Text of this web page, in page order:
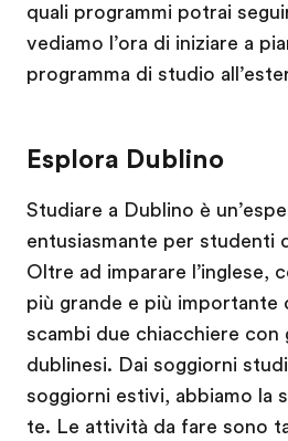
quali programmi potrai
vediamo l’ora di iniziare a
programma di studio
Esplora Dublino
Studiare a Dublino è
entusiasmante per studenti
Oltre ad imparare l’inglese,
più grande e più importante
scambi due chiacchiere con
dublinesi. Dai soggiorni
soggiorni estivi, abbiamo la
te. Le attività da fare sono